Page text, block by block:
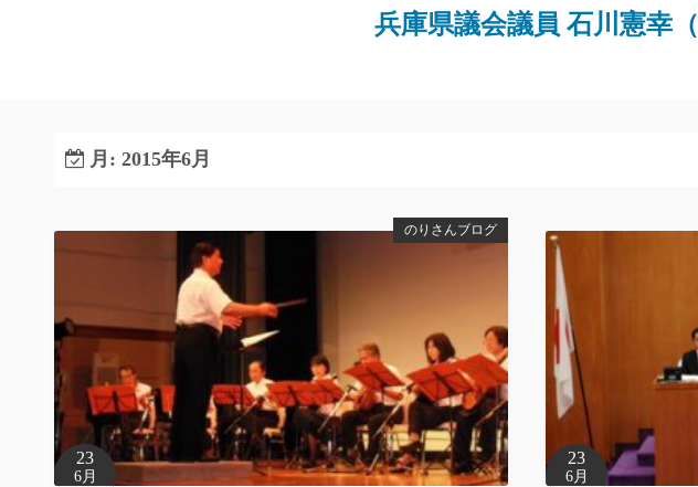
兵庫県議会議員 石川憲幸
月: 2015年6月
のりさんブログ
23
6月
23
6月